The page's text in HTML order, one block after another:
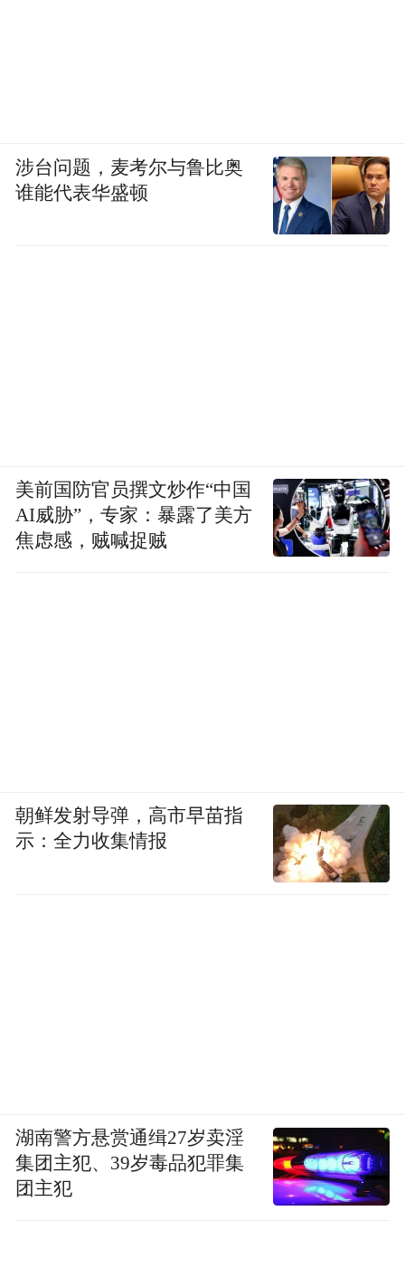
涉台问题，麦考尔与鲁比奥
谁能代表华盛顿
美前国防官员撰文炒作“中国
AI威胁”，专家：暴露了美方
焦虑感，贼喊捉贼
朝鲜发射导弹，高市早苗指
示：全力收集情报
湖南警方悬赏通缉27岁卖淫
集团主犯、39岁毒品犯罪集
团主犯